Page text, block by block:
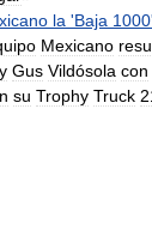
la 'Baja 1000'
Mexicano
y Gus Vildósola con
su Trophy Truck